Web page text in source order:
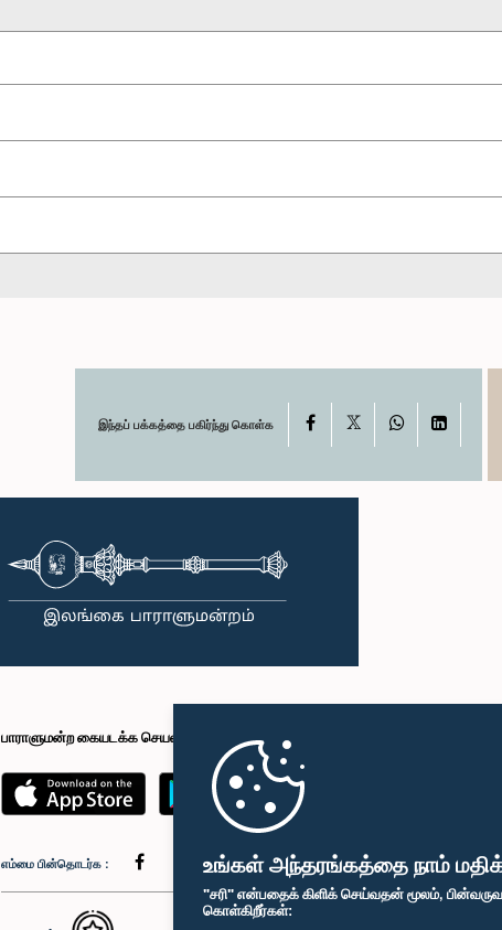
உங்கள் அந்தரங்கத்தை நாம்
"சரி" என்பதைக் கிளிக் செய்வதன் மூலம்,
கொள்கிறீர்கள்:
இந்தப் பக்கத்தை பகிர்ந்து கொள்க Facebook WhatsApp
பாராளுமன்ற கையடக்க செயலி
எம்மை பின்தொடர்க :